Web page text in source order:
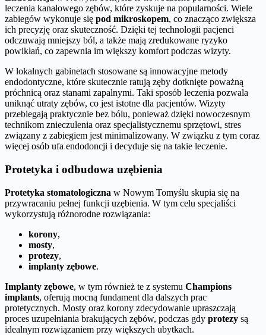
leczenia kanałowego zębów, które zyskuje na popularności. Wiele
zabiegów wykonuje się pod mikroskopem, co znacząco zwiększa
ich precyzję oraz skuteczność. Dzięki tej technologii pacjenci
odczuwają mniejszy ból, a także mają zredukowane ryzyko
powikłań, co zapewnia im większy komfort podczas wizyty.
W lokalnych gabinetach stosowane są innowacyjne metody
endodontyczne, które skutecznie ratują zęby dotknięte poważną
próchnicą oraz stanami zapalnymi. Taki sposób leczenia pozwala
uniknąć utraty zębów, co jest istotne dla pacjentów. Wizyty
przebiegają praktycznie bez bólu, ponieważ dzięki nowoczesnym
technikom znieczulenia oraz specjalistycznemu sprzętowi, stres
związany z zabiegiem jest minimalizowany. W związku z tym coraz
więcej osób ufa endodoncji i decyduje się na takie leczenie.
Protetyka i odbudowa uzębienia
Protetyka stomatologiczna w Nowym Tomyślu skupia się na
przywracaniu pełnej funkcji uzębienia. W tym celu specjaliści
wykorzystują różnorodne rozwiązania:
korony,
mosty,
protezy,
implanty zębowe.
Implanty zębowe, w tym również te z systemu Champions
implants, oferują mocną fundament dla dalszych prac
protetycznych. Mosty oraz korony zdecydowanie upraszczają
proces uzupełniania brakujących zębów, podczas gdy protezy są
idealnym rozwiązaniem przy większych ubytkach.